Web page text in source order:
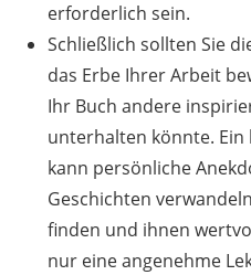
erforderlich sein.
Schließlich sollten Sie
das Erbe Ihrer Arbeit
Ihr Buch andere
unterhalten könnte.
kann persönliche
Geschichten
finden und ihnen
nur eine angenehme